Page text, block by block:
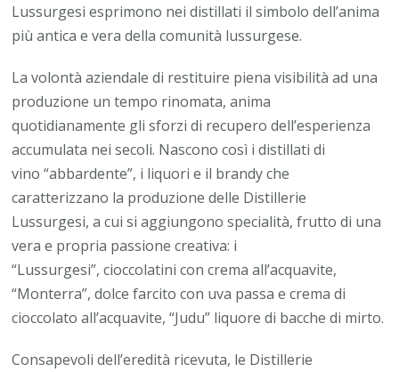
Lussurgesiesprimono nei distillati il simbolo dell’anima
più antica e vera della comunità lussurgese.
La volontà aziendale di restituire piena visibilità ad una
produzione un tempo rinomata, anima
quotidianamente gli sforzi di recupero dell’esperienza
accumulata nei secoli. Nascono così idistillati di
vino “abbardente”, i liquori e il brandy che
caratterizzano la produzione delle Distillerie
Lussurgesi, a cui si aggiungono specialità, frutto di una
vera e propria passione creativa: i
“Lussurgesi”,cioccolatinicon crema all’acquavite,
“Monterra”, dolce farcito con uva passa e crema di
cioccolato all’acquavite, “Judu” liquore di bacche di mirto.
Consapevoli dell’eredità ricevuta, le Distillerie